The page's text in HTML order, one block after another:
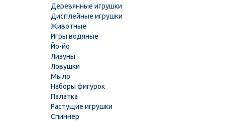
Деревянные игрушки
Дисплейные игрушки
Животные
Игры водяные
Йо-йо
Лизуны
Ловушки
Мыло
Наборы фигурок
Палатка
Растущие игрушки
Спиннер